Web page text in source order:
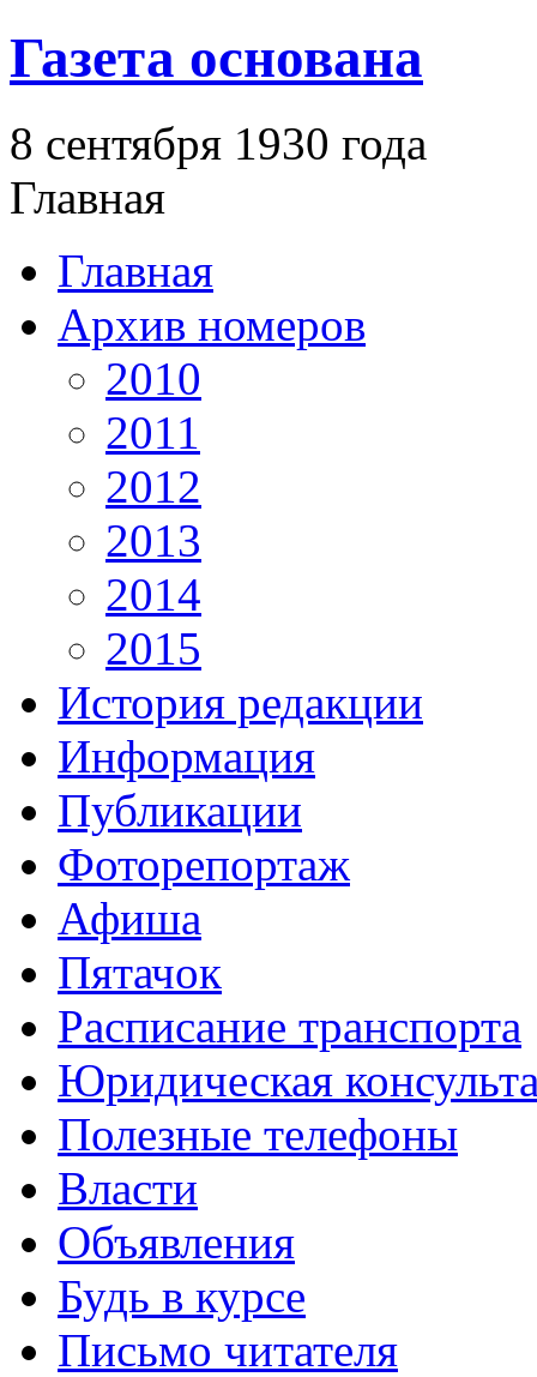
Газета основана
8 сентября 1930 года
Главная
Главная
Архив номеров
2010
2011
2012
2013
2014
2015
История редакции
Информация
Публикации
Фоторепортаж
Афиша
Пятачок
Расписание транспорта
Юридическая
Полезные телефоны
Власти
Объявления
Будь в курсе
Письмо читателя